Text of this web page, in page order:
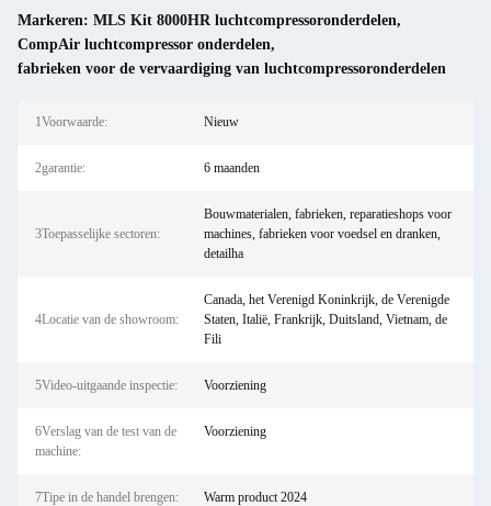
Markeren: MLS Kit 8000HR luchtcompressoronderdelen,
CompAir luchtcompressor onderdelen,
fabrieken voor de vervaardiging van luchtcompressoronderdelen
1Voorwaarde: Nieuw
2garantie: 6 maanden
3Toepasselijke sectoren:
Bouwmaterialen, fabrieken, reparatieshops voor
machines, fabrieken voor voedsel en dranken,
detailha
4Locatie van de showroom:
Canada, het Verenigd Koninkrijk, de Verenigde
Staten, Italië, Frankrijk, Duitsland, Vietnam, de
Fili
5Video-uitgaande inspectie: Voorziening
6Verslag van de test van de
machine:
Voorziening
7Tipe in de handel brengen: Warm product 2024